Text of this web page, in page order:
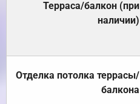
Терраса/балкон (при
наличии)
Отделка потолка террасы/
балкона